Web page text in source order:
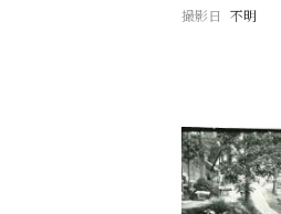
撮影日 不明